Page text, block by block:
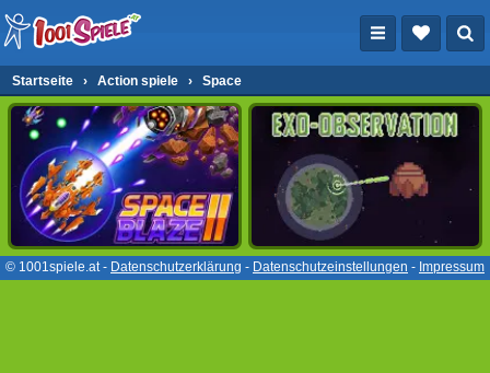
Startseite › Action spiele › Space
© 1001spiele.at - Datenschutzerklärung - Datenschutzeinstellungen - Impressum